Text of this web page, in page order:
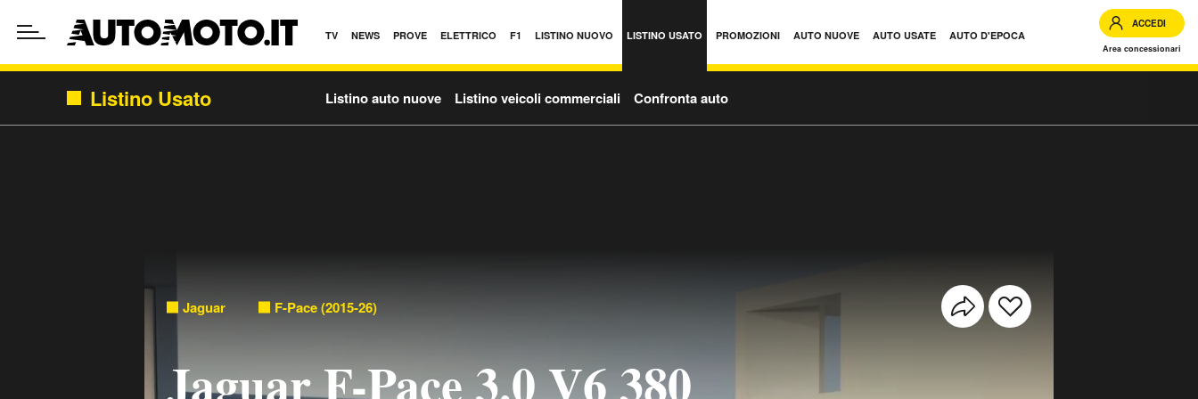
TV NEWS PROVE ELETTRICO F1 LISTINO NUOVO LISTINO USATO PROMOZIONI AUTO NUOVE AUTO USATE AUTO D'EPOCA
ACCEDI
Area concessionari
Listino Usato Listino auto nuove Listino veicoli commerciali Confronta auto
Jaguar F-Pace (2015-26)
Jaguar F-Pace 3.0 V6 380